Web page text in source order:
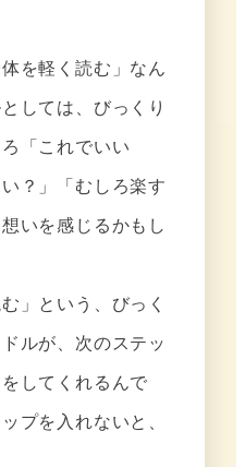
を軽く読む」なん
しては、びっくり
「これでいい
？」「むしろ楽す
いを感じるかもし
」という、びっく
ルが、次のステッ
してくれるんで
プを入れないと、